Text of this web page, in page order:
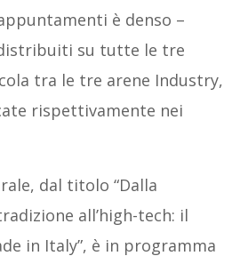
è denso –
su tutte le tre
tra le tre arene Industry,
rispettivamente nei
dal titolo “Dalla
all’high-tech: il
in Italy”, è in programma